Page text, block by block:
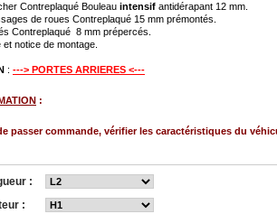
Contreplaqué Bouleau intensif antidérapant 12 mm.
de roues Contreplaqué 15 mm prémontés.
Contreplaqué 8 mm prépercés.
et notice de montage.
: ---> PORTES ARRIERES <---
:
passer commande, vérifier les caractéristiques du
:
: